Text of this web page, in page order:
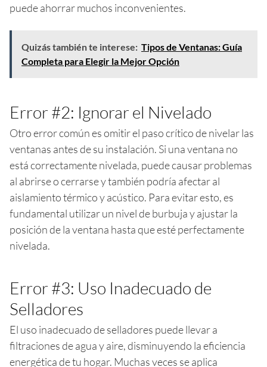
puede ahorrar muchos inconvenientes.
Quizás también te interese: Tipos de Ventanas: Guía
Completa para Elegir la Mejor Opción
Error #2: Ignorar el Nivelado
Otro error común es omitir el paso crítico de nivelar las
ventanas antes de su instalación. Si una ventana no
está correctamente nivelada, puede causar problemas
al abrirse o cerrarse y también podría afectar al
aislamiento térmico y acústico. Para evitar esto, es
fundamental utilizar un nivel de burbuja y ajustar la
posición de la ventana hasta que esté perfectamente
nivelada.
Error #3: Uso Inadecuado de
Selladores
El uso inadecuado de selladores puede llevar a
filtraciones de agua y aire, disminuyendo la eficiencia
energética de tu hogar. Muchas veces se aplica